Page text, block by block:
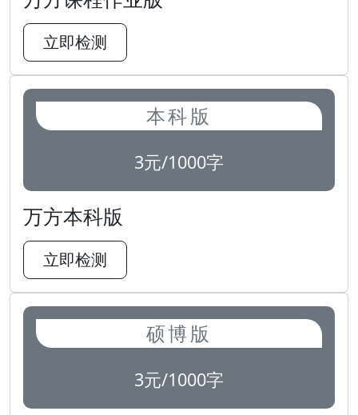
立即检测
本科版
3元/1000字
万方本科版
立即检测
硕博版
3元/1000字